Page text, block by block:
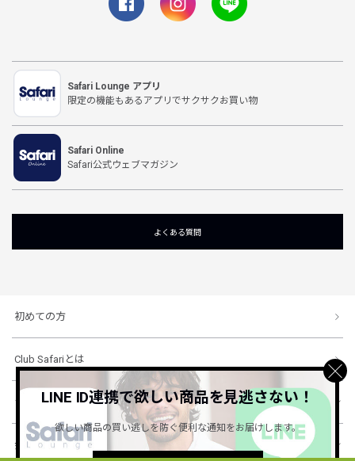
Safari Lounge アプリ
限定の機能もあるアプリでサクサクお買い物
Safari Online
Safari公式ウェブマガジン
よくある質問
初めての方
Club Safariとは
ショッピングガイド
会社概要・規約
LINE ID連携で欲しい商品を見逃さない！
欲しい商品の買い逃しを防ぐ便利な通知をお届けします。